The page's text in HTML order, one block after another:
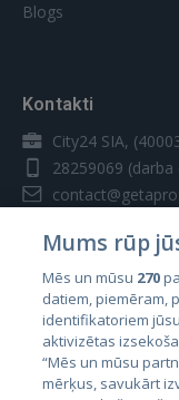
Blogs
Kontakti
City24 SIA,
28259069 (darba
Valstis
Igaunija
Latvija
Mums rūp
Mēs un mūsu 270
datiem, piemēram,
identifikatoriem
aktivizētas
“Mēs un mūsu
mērķus, savukārt